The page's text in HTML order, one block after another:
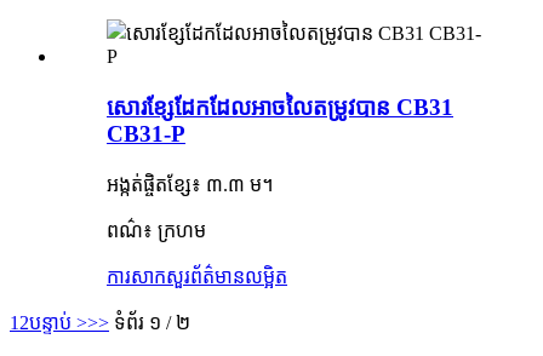
សោរខ្សែដែកដែលអាចលៃតម្រូវបាន CB31
CB31-P
អង្កត់ផ្ចិតខ្សែ៖ ៣.៣ ម។
ពណ៌៖ ក្រហម
ការសាកសួរព័ត៌មានលម្អិត
1 2បន្ទាប់ >>> ទំព័រ ១ / ២